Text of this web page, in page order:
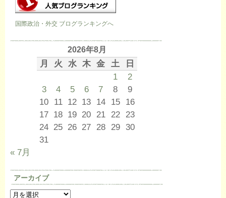
国際政治・外交 ブログランキングへ
2026年8月
月 火 水 木 金 土
日
1
2
3
4 5 6 7 8
9
10 11 12 13 14 15
16
17 18 19 20 21 22
23
24 25 26 27 28 29 30
31
« 7月
アーカイブ